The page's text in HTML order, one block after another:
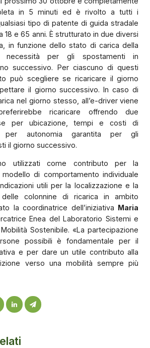
in 5 minuti ed è rivolto a tutti i
tipo di patente di guida stradale
18 e 65 anni. È strutturato in due diversi
in funzione dello stato di carica della
per gli spostamenti in
successivo. Per ciascuno di questi
può scegliere se ricaricare il giorno
il giorno successivo. In caso di
nel giorno stesso, all’e-driver viene
ricaricare offrendo due
per ubicazione, tempi e costi di
per autonomia garantita per gli
il giorno successivo.
utilizzati come contributo per la
di comportamento individuale
utili per la localizzazione e la
colonnine di ricarica in ambito
la coordinatrice dell’iniziativa Maria
Enea del Laboratorio Sistemi e
Sostenibile. «La partecipazione
possibili è fondamentale per il
e per dare un utile contributo alla
verso una mobilità sempre più